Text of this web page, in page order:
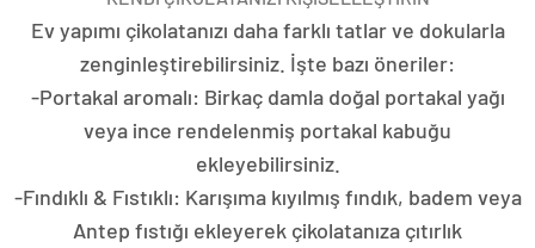
Ev yapımı çikolatanızı daha farklı tatlar ve dokularla
zenginleştirebilirsiniz. İşte bazı öneriler:
-Portakal aromalı: Birkaç damla doğal portakal yağı
veya ince rendelenmiş portakal kabuğu
ekleyebilirsiniz.
-Fındıklı & Fıstıklı: Karışıma kıyılmış fındık, badem veya
Antep fıstığı ekleyerek çikolatanıza çıtırlık